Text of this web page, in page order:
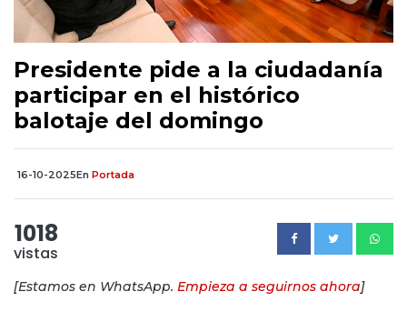
Presidente pide a la ciudadanía
participar en el histórico
balotaje del domingo
16-10-2025En Portada
1018
vistas
[Estamos en WhatsApp. Empieza a seguirnos ahora]